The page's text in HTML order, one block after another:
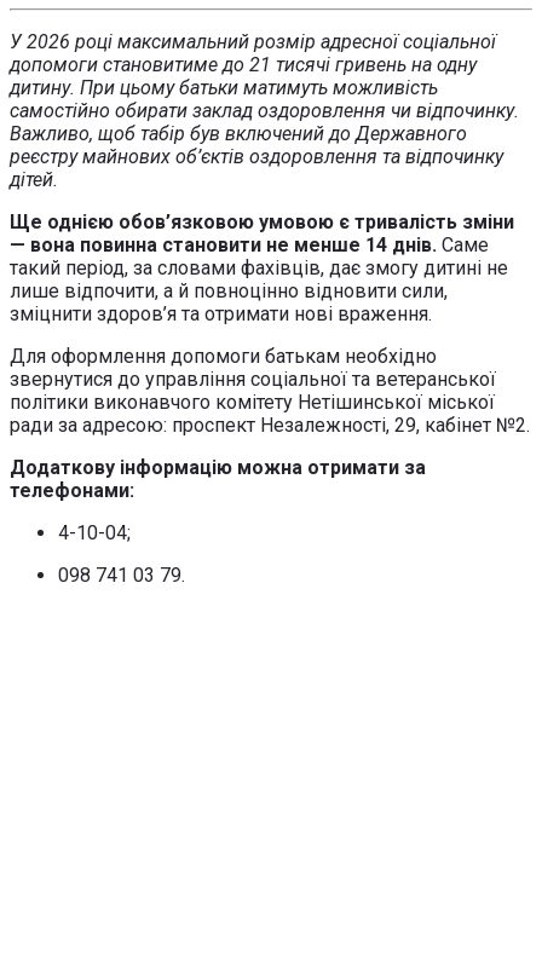
У 2026 році максимальний розмір адресної соціальної
допомоги становитиме до 21 тисячі гривень на одну
дитину. При цьому батьки матимуть можливість
самостійно обирати заклад оздоровлення чи відпочинку.
Важливо, щоб табір був включений до Державного
реєстру майнових об’єктів оздоровлення та відпочинку
дітей.
Ще однією обов’язковою умовою є тривалість зміни
— вона повинна становити не менше 14 днів. Саме
такий період, за словами фахівців, дає змогу дитині не
лише відпочити, а й повноцінно відновити сили,
зміцнити здоров’я та отримати нові враження.
Для оформлення допомоги батькам необхідно
звернутися до управління соціальної та ветеранської
політики виконавчого комітету Нетішинської міської
ради за адресою: проспект Незалежності, 29, кабінет №2.
Додаткову інформацію можна отримати за
телефонами:
4-10-04;
098 741 03 79.